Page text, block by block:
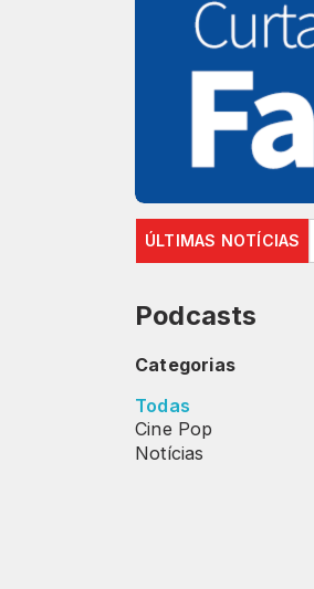
ÚLTIMAS NOTÍCIAS
82%, mas inadimplência cai
Podcasts
Categorias
Todas
Cine Pop
Notícias